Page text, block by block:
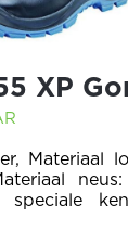
XP
Materiaal
speciale